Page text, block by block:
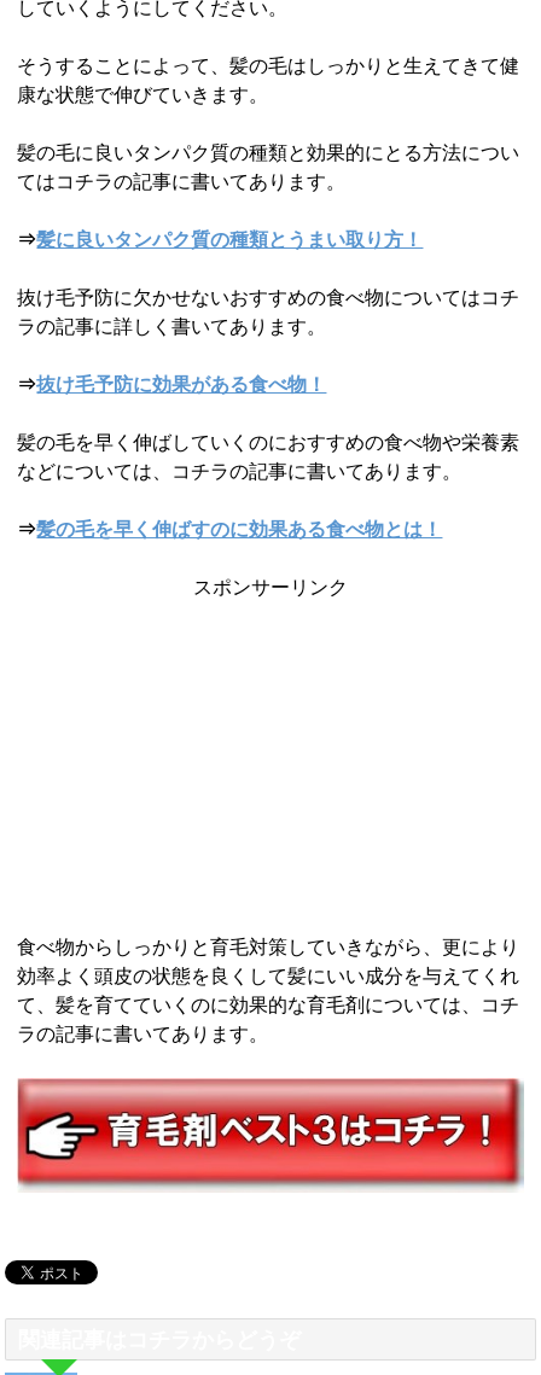
していくようにしてください。
そうすることによって、髪の毛はしっかりと生えてきて健
康な状態で伸びていきます。
髪の毛に良いタンパク質の種類と効果的にとる方法につい
てはコチラの記事に書いてあります。
⇒髪に良いタンパク質の種類とうまい取り方！
抜け毛予防に欠かせないおすすめの食べ物についてはコチ
ラの記事に詳しく書いてあります。
⇒抜け毛予防に効果がある食べ物！
髪の毛を早く伸ばしていくのにおすすめの食べ物や栄養素
などについては、コチラの記事に書いてあります。
⇒髪の毛を早く伸ばすのに効果ある食べ物とは！
スポンサーリンク
食べ物からしっかりと育毛対策していきながら、更により
効率よく頭皮の状態を良くして髪にいい成分を与えてくれ
て、髪を育てていくのに効果的な育毛剤については、コチ
ラの記事に書いてあります。